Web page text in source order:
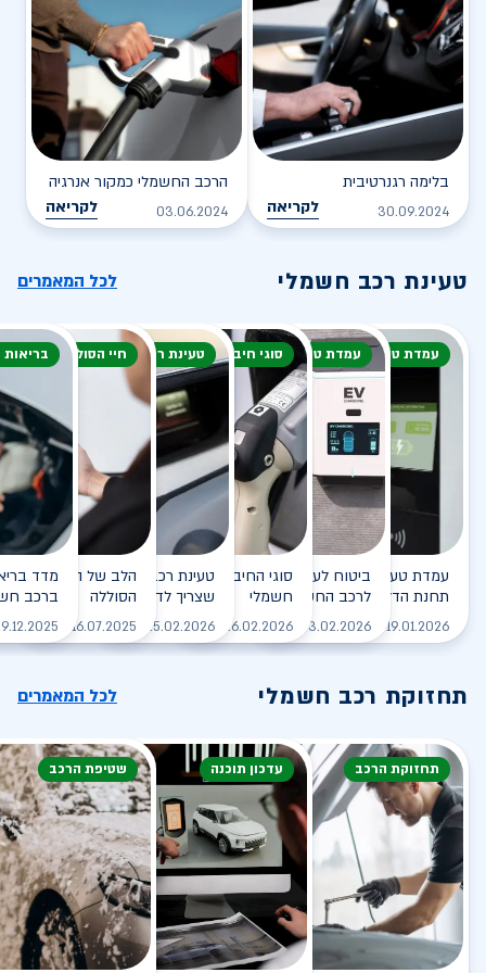
בלימה רגנרטיבית
30.09.2024 לקריאה
הרכב החשמלי כמקור אנרגיה
03.06.2024 לקריאה
טעינת רכב חשמלי לכל המאמרים
עמדת טעינה
עמדת טעינה - הסוף של
תחנת הדלק?
19.01.2026 לקריאה
עמדת טעינה
ביטוח לעמדת טעינה ביתית
לרכב החשמלי
03.02.2026 לקריאה
סוגי חיבור
סוגי החיבורים לטעינת רכב
חשמלי
26.02.2026 לקריאה
טעינת רכב חשמלי
טעינת רכב חשמלי - כל מה
שצריך לדעת
25.02.2026 לקריאה
חיי הסוללה
הלב של הרכב
הסוללה
16.07.2025
ברכב
תחזוקת רכב חשמלי לכל המאמרים
תחזוקת הרכב עדכון תוכנה שטיפת הרכב